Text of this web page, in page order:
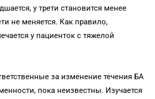
у трети становится менее
не меняется. Как правило,
у пациенток с тяжелой
за изменение течения БА
пока неизвестны. Изучается